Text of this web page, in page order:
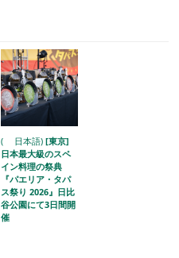
( 日本語)[東京]
日本最大級のスペ
イン料理の祭典
『パエリア・タパ
ス祭り 2026』日比
谷公園にて3日間開
催